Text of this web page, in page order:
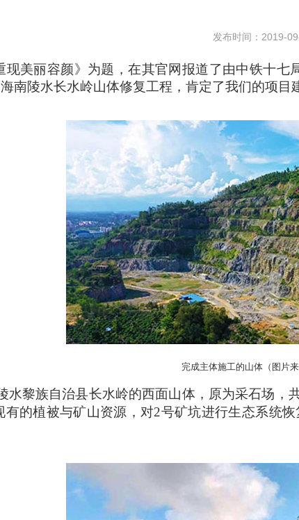
发布时间：2019-
美丽容颜》为题，在其官网报道了由中铁十
南陵水长水岭山体修复工程，肯定了我们的项目
完成主体施工的山体（图片来
水黎族自治县长水岭的西面山体，原为采石场，
的植被与矿山资源，对2号矿坑进行生态系统